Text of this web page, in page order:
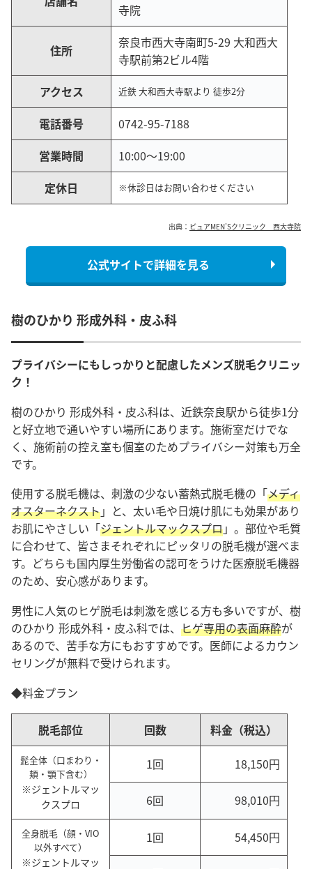
寺院
住所
奈良市西大寺南町5-29 大和西大
寺駅前第2ビル4階
アクセス
近鉄 大和西大寺駅より 徒歩2分
電話番号
0742-95-7188
営業時間
10:00〜19:00
定休日
※休診日はお問い合わせください
出典： ピュアMEN’Sクリニック 西大寺院
公式サイトで詳細を見る
樹のひかり 形成外科・皮ふ科
プライバシーにもしっかりと配慮したメンズ脱毛クリニッ
ク！
樹のひかり 形成外科・皮ふ科は、近鉄奈良駅から徒歩1分
と好立地で通いやすい場所にあります。施術室だけでな
く、施術前の控え室も個室のためプライバシー対策も万全
です。
使用する脱毛機は、刺激の少ない蓄熱式脱毛機の「メディ
オスターネクスト」と、太い毛や日焼け肌にも効果があり
お肌にやさしい「ジェントルマックスプロ」。部位や毛質
に合わせて、皆さまそれぞれにピッタリの脱毛機が選べま
す。どちらも国内厚生労働省の認可をうけた医療脱毛機器
のため、安心感があります。
男性に人気のヒゲ脱毛は刺激を感じる方も多いですが、樹
のひかり 形成外科・皮ふ科では、 ヒゲ専用の表面麻酔が
あるので、苦手な方にもおすすめです。医師によるカウン
セリングが無料で受けられます。
◆料金プラン
脱毛部位 回数 料金（税込）
髭全体（口まわり・
頬・顎下含む）
※ジェントルマッ
クスプロ
1回 18,150円
6回 98,010円
全身脱毛（顔・VIO
以外すべて）
※ジェントルマッ
1回 54,450円